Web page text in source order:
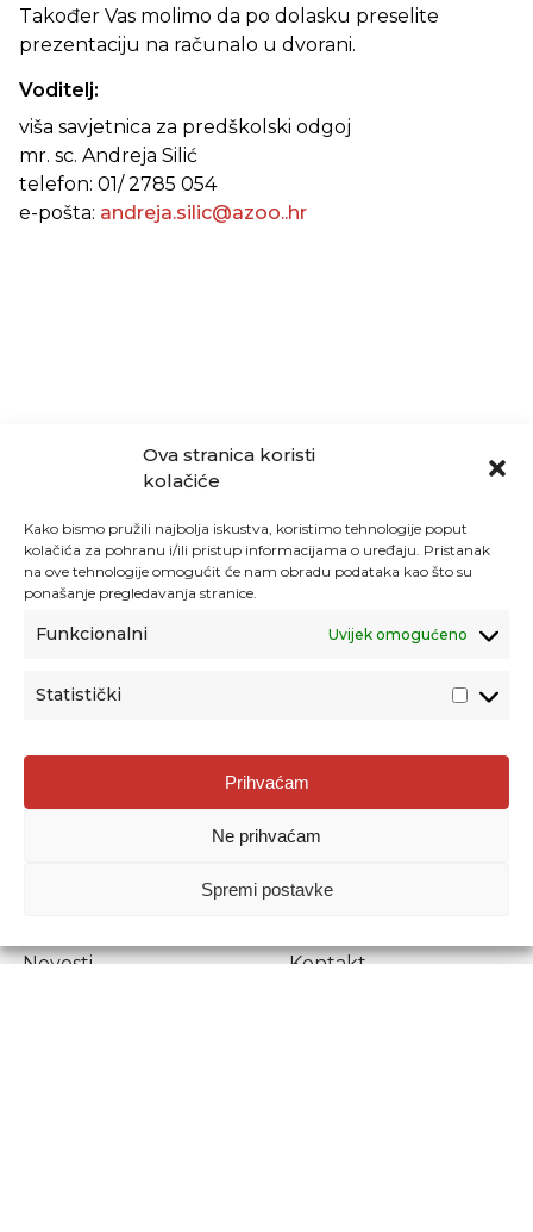
Ova stranica koristi
kolačiće
Kako bismo pružili najbolja iskustva, koristimo tehnologije poput
kolačića za pohranu i/ili pristup informacijama o uređaju. Pristanak
na ove tehnologije omogućit će nam obradu podataka kao što su
ponašanje pregledavanja stranice.
Funkcionalni Uvijek omogućeno
Statistički
Prihvaćam
Ne prihvaćam
Spremi postavke
Također Vas molimo da po dolasku preselite
prezentaciju na računalo u dvorani.
Voditelj:
viša savjetnica za predškolski odgoj
mr. sc. Andreja Silić
telefon: 01/ 2785 054
e-pošta: andreja.silic@azoo..hr
Agencija za odgoj i obrazovanje
Donje Svetice 38, 10000 Zagreb
1778129
Prenošenje sadržaja dopušteno je uz navođenje izvora.
Novosti
Kontakt